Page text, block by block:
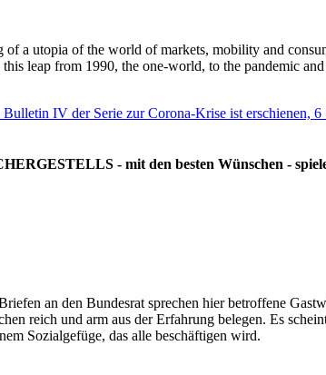
a utopia of the world of markets, mobility and
leap from 1990, the one-world, to the pandemic
IV der Serie zur Corona-Krise ist erschienen, 6
- mit den besten Wünschen -
an den Bundesrat sprechen hier betroffene
reich und arm aus der Erfahrung belegen. Es
Sozialgefüge, das alle beschäftigen wird.